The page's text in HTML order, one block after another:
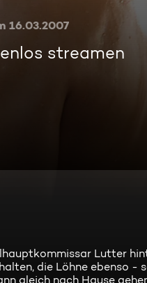
16.03.2007
streamen
Lutter
die Löhne ebenso -
gleich nach Hause